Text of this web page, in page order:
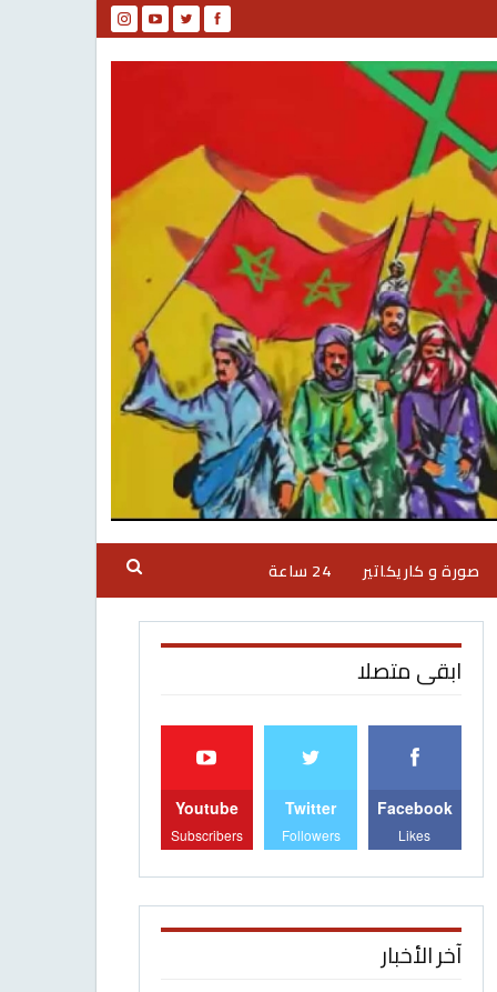
صورة و كاريكاتير 24 ساعة
ابقى متصلا
Facebook
Likes
Twitter
Followers
Youtube
Subscribers
آخر الأخبار